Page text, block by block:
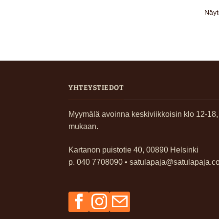
YHTEYSTIEDOT
Myymälä avoinna keskiviikkoisin klo 12-
mukaan.
Kartanon puistotie 40, 00890 Helsinki
p. 040 7708090 •
FacebookInstagramSähköposti